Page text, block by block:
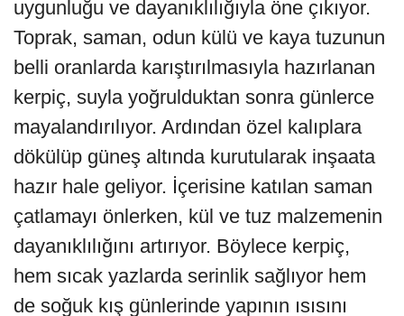
uygunluğu ve dayanıklılığıyla öne çıkıyor.
Toprak, saman, odun külü ve kaya tuzunun
belli oranlarda karıştırılmasıyla hazırlanan
kerpiç, suyla yoğrulduktan sonra günlerce
mayalandırılıyor. Ardından özel kalıplara
dökülüp güneş altında kurutularak inşaata
hazır hale geliyor. İçerisine katılan saman
çatlamayı önlerken, kül ve tuz malzemenin
dayanıklılığını artırıyor. Böylece kerpiç,
hem sıcak yazlarda serinlik sağlıyor hem
de soğuk kış günlerinde yapının ısısını